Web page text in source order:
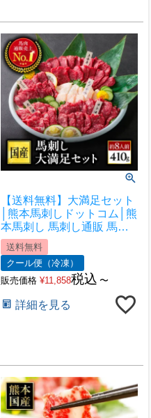
【送料無料】大満足セット
│熊本馬刺しドットコム│熊
本馬刺し 馬刺し通販 馬刺
し専門店 馬刺しお取り寄せ
利他フーズ
送料無料
クール便（冷凍）
販売価格 ¥11,858税込 〜
詳細を見る